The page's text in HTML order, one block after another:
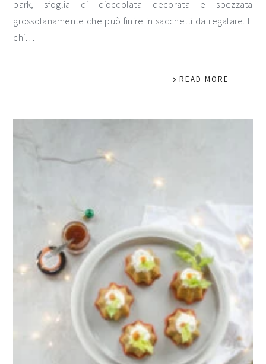
bark, sfoglia di cioccolata decorata e spezzata
grossolanamente che può finire in sacchetti da regalare. E
chi…
READ MORE